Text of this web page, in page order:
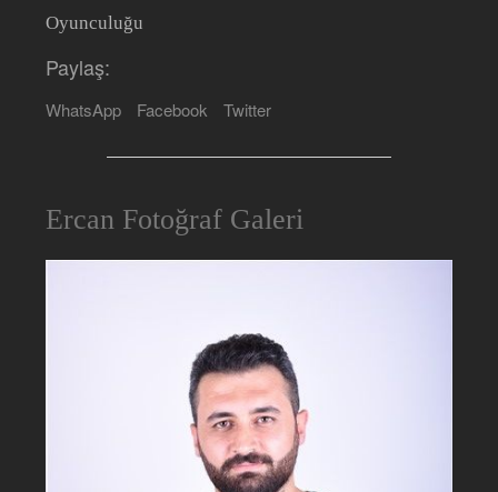
Oyunculuğu
Paylaş:
WhatsApp Facebook Twitter
Ercan Fotoğraf Galeri